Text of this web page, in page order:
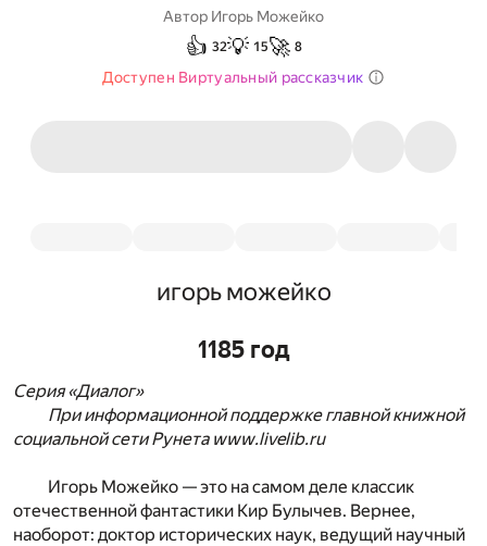
Автор Игорь Можейко
👍 32💡 15🚀 8
Доступен Виртуальный рассказчик
игорь можейко
1185 год
Серия «Диалог»
При информационной поддержке главной книжной
социальной сети Рунета www.livelib.ru
Игорь Можейко — это на самом деле классик
отечественной фантастики Кир Булычев. Вернее,
наоборот: доктор исторических наук, ведущий научный